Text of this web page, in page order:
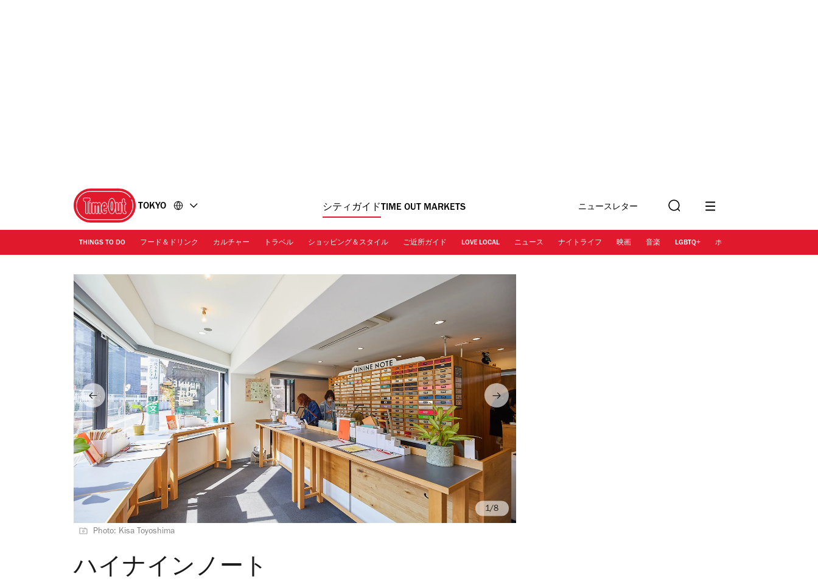
TOKYO シティガイド TIME OUT MARKETS ニュースレター
に登録
索
THINGS TO DO フード＆ドリンク カルチャー トラベル ショッピング＆スタイル ご近所ガイド LOVE LOCAL ニュース ナイトライフ 映画 音楽 LGBTQ+ ホテル
Photo: Kisa Toyoshima
/8
ハイナインノート